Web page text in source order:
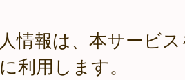
情報は、本サービ
利用します。